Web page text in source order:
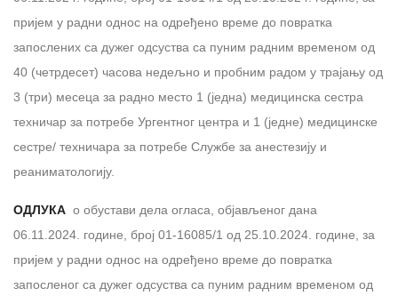
пријем у радни однос на одређено време до повратка
запослених са дужег одсуства са пуним радним временом од
40 (четрдесет) часова недељно и пробним радом у трајању од
3 (три) месеца за радно место 1 (једна) медицинска сестра
техничар за потребе Ургентног центра и 1 (једне) медицинске
сестре/ техничара за потребе Службе за анестезију и
реаниматологију.
ОДЛУКА о обустави дела огласа, објављеног дана
06.11.2024. године, број 01-16085/1 од 25.10.2024. године, за
пријем у радни однос на одређено време до повратка
запосленог са дужег одсуства са пуним радним временом од